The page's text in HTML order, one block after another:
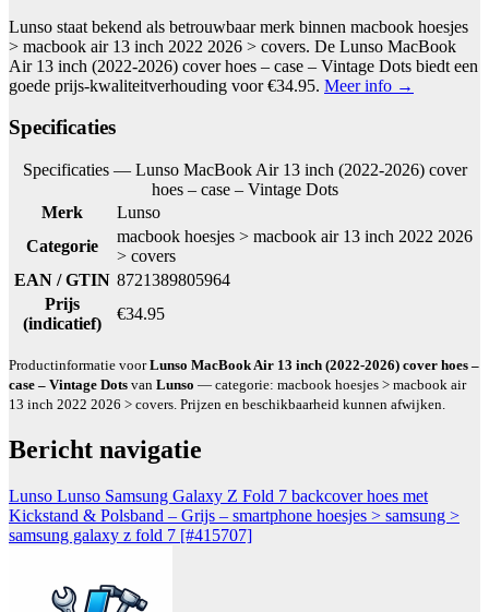
Lunso staat bekend als betrouwbaar merk binnen macbook hoesjes
> macbook air 13 inch 2022 2026 > covers. De Lunso MacBook
Air 13 inch (2022-2026) cover hoes – case – Vintage Dots biedt een
goede prijs-kwaliteitverhouding voor €34.95. Meer info →
Specificaties
Specificaties — Lunso MacBook Air 13 inch (2022-2026) cover
hoes – case – Vintage Dots
Merk
Lunso
Categorie
macbook hoesjes > macbook air 13 inch 2022 2026
> covers
EAN / GTIN 8721389805964
Prijs
(indicatief)
€34.95
Productinformatie voorLunso MacBook Air 13 inch (2022-2026) cover hoes –
case – Vintage Dots van Lunso — categorie: macbook hoesjes > macbook air
13 inch 2022 2026 > covers. Prijzen en beschikbaarheid kunnen afwijken.
Bericht navigatie
Lunso Lunso Samsung Galaxy Z Fold 7 backcover hoes met
Kickstand & Polsband – Grijs – smartphone hoesjes > samsung >
samsung galaxy z fold 7 [#415707]